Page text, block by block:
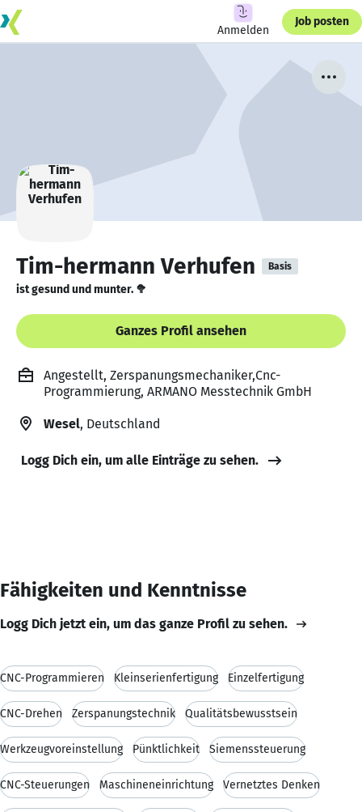
Anmelden
Job posten
Tim-hermann Verhufen Basis
ist gesund und munter. 🥦
Ganzes Profil ansehen
Angestellt, Zerspanungsmechaniker,Cnc-
Programmierung, ARMANO Messtechnik GmbH
Wesel, Deutschland
Logg Dich ein, um alle Einträge zu sehen.
Fähigkeiten und Kenntnisse
Logg Dich jetzt ein, um das ganze Profil zu sehen.
CNC-Programmieren Kleinserienfertigung Einzelfertigung
CNC-Drehen Zerspanungstechnik Qualitätsbewusstsein
Werkzeugvoreinstellung Pünktlichkeit Siemenssteuerung
CNC-Steuerungen Maschineneinrichtung Vernetztes Denken